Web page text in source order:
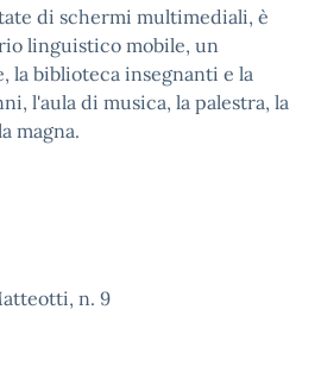
di schermi multimediali, è
linguistico mobile, un
la biblioteca insegnanti e la
l'aula di musica, la palestra, la
magna.
n. 9